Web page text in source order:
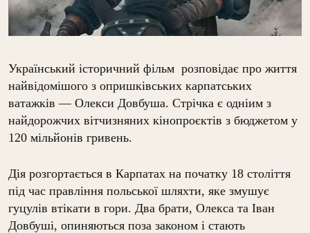
Український історичний фільм розповідає про життя
найвідомішого з опришківських карпатських
ватажків — Олекси Довбуша. Стрічка є одніим з
найдорожчих вітчизняних кінопроєктів з бюджетом у
120 мільйонів гривень.
Дія розгортається в Карпатах на початку 18 століття
під час правління польської шляхти, яке змушує
гуцулів втікати в гори. Два брати, Олекса та Іван
Довбуші, опиняються поза законом і стають